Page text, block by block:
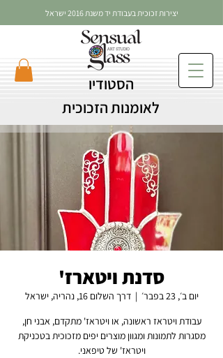
הסטודיו
לאומנות הזכוכית
יצירות זכוכית בעבודת יד משנת 2016 ישראל
סדנת ויטארז'
יום ב׳, 23 בפבר׳
  |
דרך השלום 16, נהריה, ישראל
עבודת ויטראז ראשונה, או ויטראז' מתקדם, אבני חן,
מסגרות לתמונות ומגוון מוצרים יפים מזכוכית בטכניקת
ויטראז' של טיפאני.